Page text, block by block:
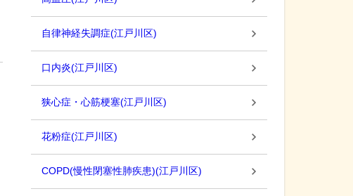
自律神経失調症(江戸川区)
口内炎(江戸川区)
狭心症・心筋梗塞(江戸川区)
花粉症(江戸川区)
COPD(慢性閉塞性肺疾患)(江戸川区)